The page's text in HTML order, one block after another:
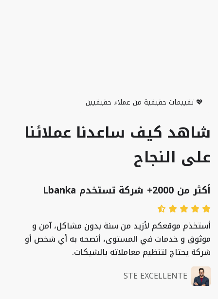
💖 تقييمات حقيقية من عملاء حقيقيين
شاهد كيف ساعدنا عملائنا
على النجاح
أكثر من 2000+ شركة تستخدم Lbanka
أستخذم موقعكم لأزيد من سنة بدون مشاكل، آمن و
موثوق و خدمات في المستوى، أنصحه به أي شخص أو
شركة يحتاج لتنظيم معاملاته بالشيكات.
STE EXCELLENTE